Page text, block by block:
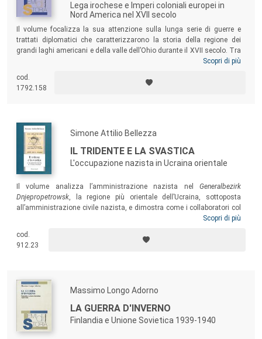
Lega irochese e Imperi coloniali europei in
Nord America nel XVII secolo
Il volume focalizza la sua attenzione sulla lunga serie di guerre e
trattati diplomatici che caratterizzarono la storia della regione dei
grandi laghi americani e della valle dell’Ohio durante il XVII secolo. Tra
i protagonisti di questo intenso periodo vi fu senz’altro la Lega delle
nativa, che portò avanti una guerra espansionistica ai danni dei vicini
nativi che può essere identificata quale elemento fondamentale delle
Scopri di più
cod.
1792.158
Simone Attilio Bellezza
IL TRIDENTE E LA SVASTICA
L'occupazione nazista in Ucraina orientale
Il volume analizza l’amministrazione nazista nel Generalbezirk
Dnjepropetrowsk, la regione più orientale dell’Ucraina, sottoposta
all’amministrazione civile nazista, e dimostra come i collaboratori col
regime hitleriano non vennero dalle fila dei perseguitati dello
sovietico avevano fatto carriera e che erano passati dalla parte dei
tedeschi quando vi avevano intravisto una possibilità di migliore
Scopri di più
cod.
912.23
Massimo Longo Adorno
LA GUERRA D'INVERNO
Finlandia e Unione Sovietica 1939-1940